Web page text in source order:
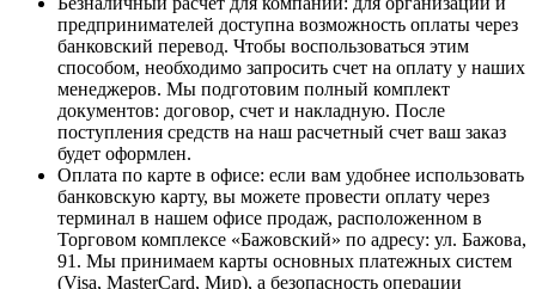
предпринимателей доступна возможность оплаты через
банковский перевод. Чтобы воспользоваться этим
способом, необходимо запросить счет на оплату у наших
менеджеров. Мы подготовим полный комплект
документов: договор, счет и накладную. После
поступления средств на наш расчетный счет ваш заказ
будет оформлен.
Оплата по карте в офисе: если вам удобнее использовать
банковскую карту, вы можете провести оплату через
терминал в нашем офисе продаж, расположенном в
Торговом комплексе «Бажовский» по адресу: ул. Бажова,
91. Мы принимаем карты основных платежных систем
(Visa, MasterCard, Мир), а безопасность операции